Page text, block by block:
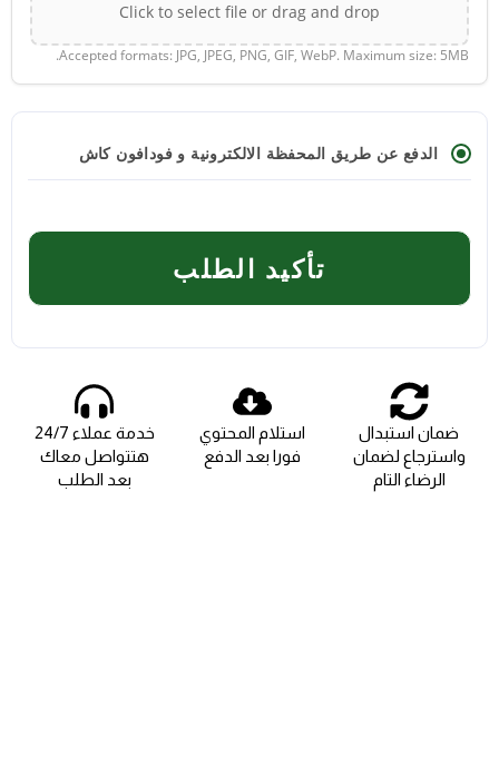
Click to select file or drag and drop
Accepted formats: JPG, JPEG, PNG, GIF, WebP. Maximum size: 5MB.
الدفع عن طريق المحفظة الالكترونية و فودافون كاش
تأكيد الطلب
ضمان استبدال
واسترجاع لضمان
الرضاء التام
استلام المحتوي
فورا بعد الدفع
خدمة عملاء 24/7
هتتواصل معاك
بعد الطلب